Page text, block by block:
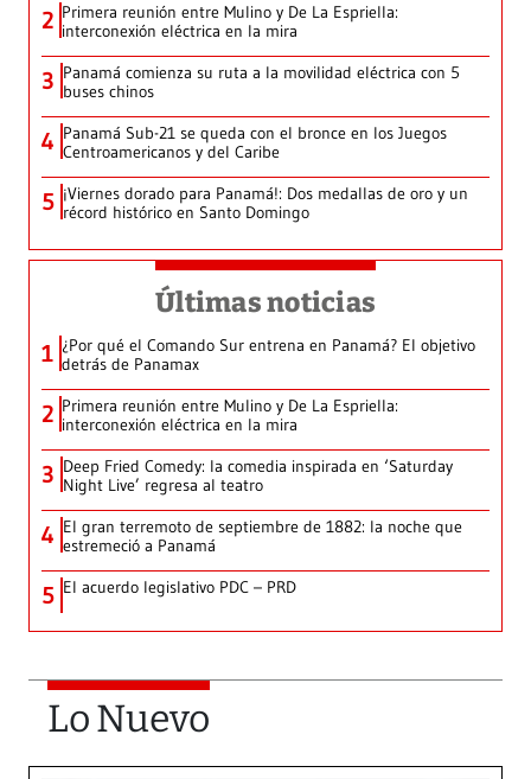
2 Primera reunión entre Mulino y De La Espriella:
interconexión eléctrica en la mira
3 Panamá comienza su ruta a la movilidad eléctrica con 5
buses chinos
4 Panamá Sub-21 se queda con el bronce en los Juegos
Centroamericanos y del Caribe
5 ¡Viernes dorado para Panamá!: Dos medallas de oro y un
récord histórico en Santo Domingo
Últimas noticias
1 ¿Por qué el Comando Sur entrena en Panamá? El objetivo
detrás de Panamax
2 Primera reunión entre Mulino y De La Espriella:
interconexión eléctrica en la mira
3 Deep Fried Comedy: la comedia inspirada en ‘Saturday
Night Live’ regresa al teatro
4 El gran terremoto de septiembre de 1882: la noche que
estremeció a Panamá
5 El acuerdo legislativo PDC – PRD
Lo Nuevo